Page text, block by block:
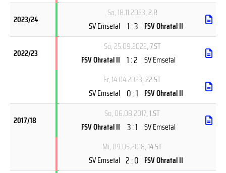
2023/24
Sa, 18.11.2023, 2.R
SV Emsetal 1 : 3 FSV Ohratal II
2022/23
So, 25.09.2022, 7.ST
FSV Ohratal II 1 : 2 SV Emsetal
Fr, 14.04.2023, 22.ST
SV Emsetal 0 : 1 FSV Ohratal II
2017/18
So, 06.08.2017, 1.ST
FSV Ohratal II 3 : 1 SV Emsetal
Mi, 09.05.2018, 14.ST
SV Emsetal 2 : 0 FSV Ohratal II